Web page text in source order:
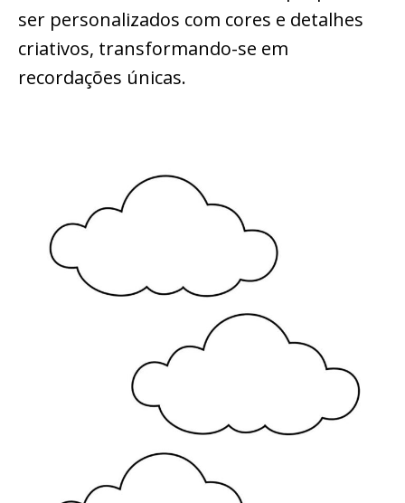
ser personalizados com cores e detalhes
criativos, transformando-se em
recordações únicas.